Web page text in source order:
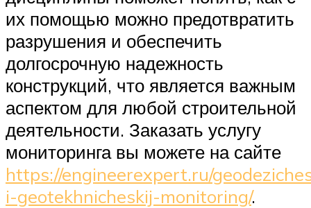
их помощью можно предотвратить
разрушения и обеспечить
долгосрочную надежность
конструкций, что является важным
аспектом для любой строительной
деятельности. Заказать услугу
мониторинга вы можете на сайте
https://engineerexpert.ru/
i-geotekhnicheskij-monitoring/.